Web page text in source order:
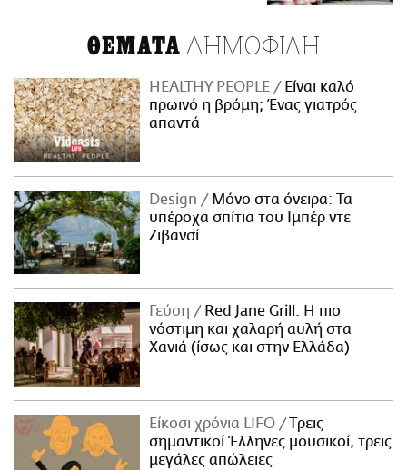
ΘΕΜΑΤΑ ΔΗΜΟΦΙΛΗ
HEALTHY PEOPLE
Είναι καλό
πρωινό η βρόμη; Ένας γιατρός
απαντά
Design
Μόνο στα όνειρα: Τα
υπέροχα σπίτια του Ιμπέρ ντε
Ζιβανσί
Γεύση
Red Jane Grill: Η πιο
νόστιμη και χαλαρή αυλή στα
Χανιά (ίσως και στην Ελλάδα)
Είκοσι χρόνια LIFO
Tρεις
σημαντικοί Έλληνες μουσικοί, τρεις
μεγάλες απώλειες